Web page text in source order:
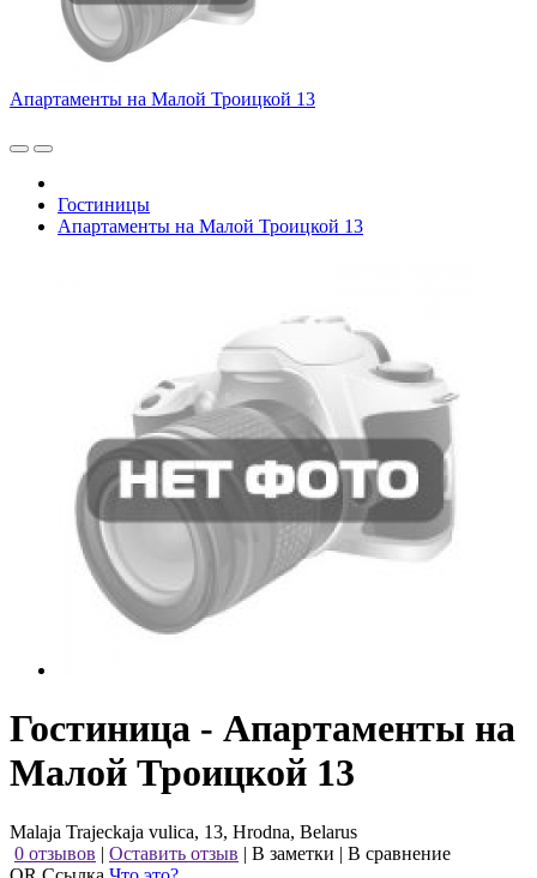
Апартаменты на Малой Троицкой 13
Гостиницы
Апартаменты на Малой Троицкой 13
Гостиница - Апартаменты на
Малой Троицкой 13
Malaja Trajeckaja vulica, 13, Hrodna, Belarus
0 отзывов | Оставить отзыв | В заметки | В сравнение